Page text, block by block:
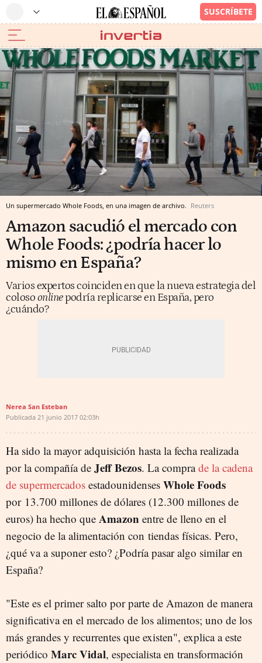
Un supermercado Whole Foods, en una imagen de archivo. Reuters
Amazon sacudió el mercado con
Whole Foods: ¿podría hacer lo
mismo en España?
Varios expertos coinciden en que la nueva estrategia del
colosoonlinepodría replicarse en España, pero
¿cuándo?
Nerea San Esteban
Publicada 21 junio 2017 02:03h
Ha sido la mayor adquisición hasta la fecha realizada
por la compañía de Jeff Bezos. La comprade la cadena
de supermercados estadounidenses Whole Foods
por 13.700 millones de dólares (12.300 millones de
euros) ha hecho que Amazon entre de lleno en el
negocio de la alimentación con tiendas físicas. Pero,
¿qué va a suponer esto? ¿Podría pasar algo similar en
España?
"Este es el primer salto por parte de Amazon de manera
significativa en el mercado de los alimentos; uno de los
más grandes y recurrentes que existen", explica a este
periódico Marc Vidal, especialista en transformación